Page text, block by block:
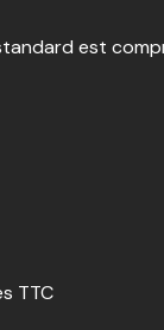
est
TTC